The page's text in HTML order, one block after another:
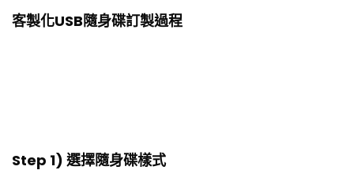
客製化USB隨身碟訂製過程
Step 1) 選擇隨身碟樣式